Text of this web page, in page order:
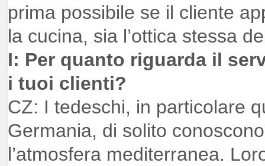
prima possibile se il cliente
la cucina, sia l’ottica stessa
I: Per quanto riguarda il
i tuoi clienti?
CZ: I tedeschi, in particolare
Germania, di solito
l’atmosfera mediterranea.